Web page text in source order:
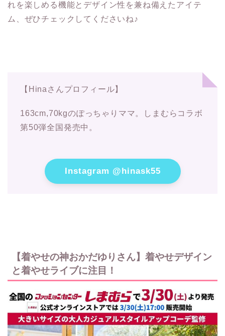
れを楽しめる機能とデザイン性を兼ね備えたアイテ
ム、ぜひチェックしてくださいね♪
【Hinaさんプロフィール】
163cm,70kgのぽっちゃりママ。しまむらコラボ
第50弾全国発売中。
Instagram @hinask55
【着やせの神おかだゆりさん】着やせデザイン
と着やせライブに注目！